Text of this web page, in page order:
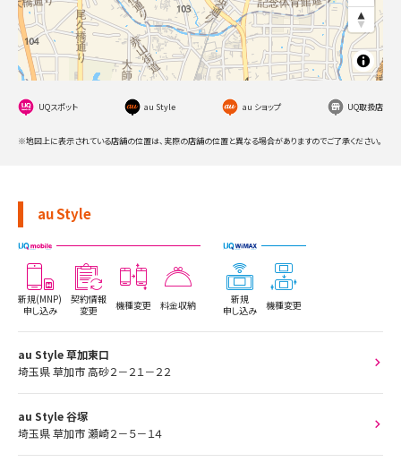
UQスポット au Style au ショップ UQ取扱店
※地図上に表示されている店舗の位置は、実際の店舗の位置と異なる場合がありますのでご了承ください。
au Style
新規(MNP)
申し込み
契約情報
変更
機種変更 料金収納
新規
申し込み
機種変更
au Style 草加東口
埼玉県 草加市 高砂２－２１－２２
au Style 谷塚
埼玉県 草加市 瀬崎２－５－１４